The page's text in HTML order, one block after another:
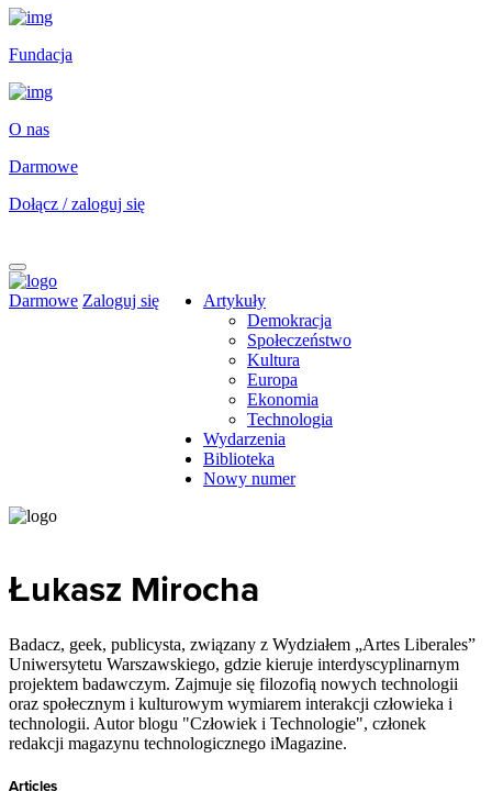
Fundacja
O nas
Darmowe
Dołącz / zaloguj się
Darmowe Zaloguj się
Artykuły
Demokracja
Społeczeństwo
Kultura
Europa
Ekonomia
Technologia
Wydarzenia
Biblioteka
Nowy numer
Łukasz Mirocha
Badacz, geek, publicysta, związany z Wydziałem „Artes Liberales”
Uniwersytetu Warszawskiego, gdzie kieruje interdyscyplinarnym
projektem badawczym. Zajmuje się filozofią nowych technologii
oraz społecznym i kulturowym wymiarem interakcji człowieka i
technologii. Autor blogu "Człowiek i Technologie", członek
redakcji magazynu technologicznego iMagazine.
Articles